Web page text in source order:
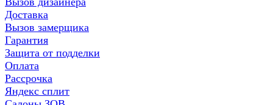
Доставка
Вызов замерщика
Гарантия
Защита от подделки
Оплата
Рассрочка
Яндекс сплит